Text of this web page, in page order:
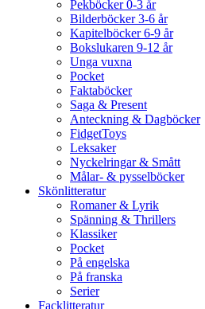
Pekböcker 0-3 år
Bilderböcker 3-6 år
Kapitelböcker 6-9 år
Bokslukaren 9-12 år
Unga vuxna
Pocket
Faktaböcker
Saga & Present
Anteckning & Dagböcker
FidgetToys
Leksaker
Nyckelringar & Smått
Målar- & pysselböcker
Skönlitteratur
Romaner & Lyrik
Spänning & Thrillers
Klassiker
Pocket
På engelska
På franska
Serier
Facklitteratur